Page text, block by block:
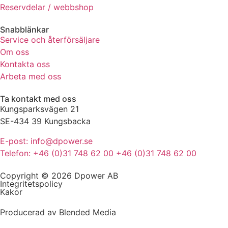
Reservdelar / webbshop
Snabblänkar
Service och återförsäljare
Om oss
Kontakta oss
Arbeta med oss
Ta kontakt med oss
Kungsparksvägen 21
SE-434 39 Kungsbacka
E-post: info@dpower.se
Telefon: +46 (0)31 748 62 00 +46 (0)31 748 62 00
Copyright © 2026 Dpower AB
Integritetspolicy
Kakor
Producerad av Blended Media
de här
kommer viss
funktionalitet
att försvinna
från
hemsidan.
Marknadsföring
Genom att dela
med dig av dina
intressen och ditt
beteende när du
surfar ökar du
personligt
anpassat innehåll
och erbjudanden.